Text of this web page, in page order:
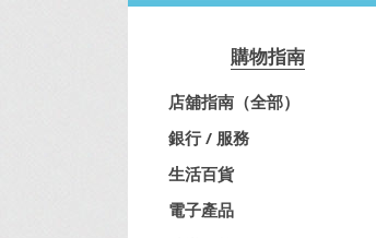
購物指南
店舖指南（全部）
銀行 / 服務
生活百貨
電子產品